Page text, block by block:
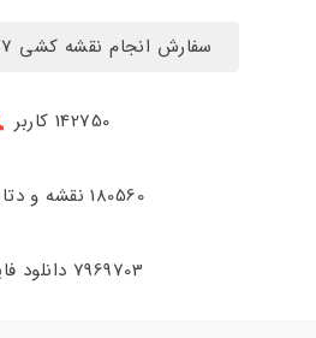
سفارش انجام نقشه کشی 09170547167
142750 کاربر
180560 نقشه و دتایل
7969703 دانلود فایل